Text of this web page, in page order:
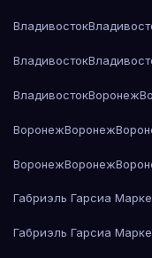
Владивосток
Владивосток
ВладивостокВоронеж
ВоронежВоронеж
ВоронежВоронеж
Габриэль Гарсиа
Габриэль Гарсиа